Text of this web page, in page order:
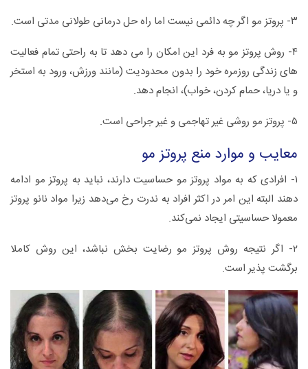
۳- پروتز مو اگر چه دائمی نیست اما راه حل درمانی طولانی مدتی است.
۴- روش پروتز مو به فرد این امکان را می دهد تا به راحتی تمام فعالیت
های زندگی روزمره خود را بدون محدودیت (مانند ورزش، ورود به استخر
و یا دریا، حمام کردن، خواب)، انجام دهد.
۵- پروتز مو روشی غیر تهاجمی و غیر جراحی است.
معایب و موارد منع پروتز مو
۱- افرادی که به مواد پروتز مو حساسیت دارند، نباید به پروتز مو ادامه
دهند البته این امر در اکثر افراد به ندرت رخ می‌دهد زیرا مواد نانو پروتز
معمولا حساسیتی ایجاد نمی‌کند.
۲- اگر نتیجه روش پروتز مو رضایت بخش نباشد، این روش کاملا
برگشت پذیر است.